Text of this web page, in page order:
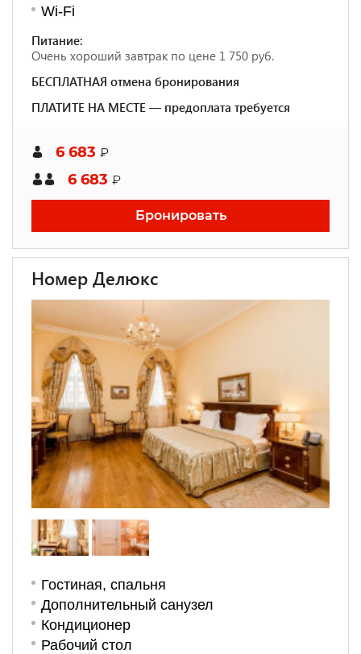
Wi-Fi
Питание:
Очень хороший завтрак по цене 1 750 руб.
БЕСПЛАТНАЯ отмена бронирования
ПЛАТИТЕ НА МЕСТЕ — предоплата требуется
6 683 ₽
6 683 ₽
Бронировать
Номер Делюкс
Гостиная, спальня
Дополнительный санузел
Кондиционер
Рабочий стол